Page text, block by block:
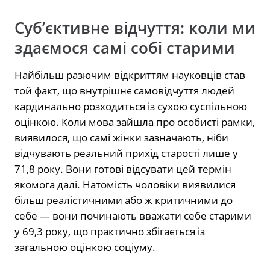
Суб’єктивне відчуття: коли ми
здаємося самі собі старими
Найбільш разючим відкриттям науковців став
той факт, що внутрішнє самовідчуття людей
кардинально розходиться із сухою суспільною
оцінкою. Коли мова зайшла про особисті рамки,
виявилося, що самі жінки зазначають, ніби
відчувають реальний прихід старості лише у
71,8 року. Вони готові відсувати цей термін
якомога далі. Натомість чоловіки виявилися
більш реалістичними або ж критичними до
себе — вони починають вважати себе старими
у 69,3 року, що практично збігається із
загальною оцінкою соціуму.